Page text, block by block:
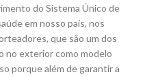
do Sistema Único de
em nosso país, nos
que são um dos
no exterior como modelo
porque além de garantir a